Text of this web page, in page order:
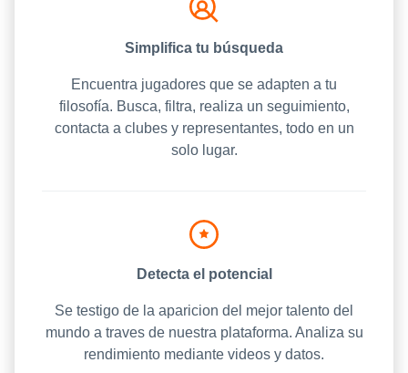
Simplifica tu búsqueda
Encuentra jugadores que se adapten a tu
filosofía. Busca, filtra, realiza un seguimiento,
contacta a clubes y representantes, todo en un
solo lugar.
Detecta el potencial
Se testigo de la aparicion del mejor talento del
mundo a traves de nuestra plataforma. Analiza su
rendimiento mediante videos y datos.